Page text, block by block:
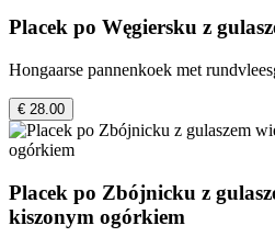
Placek po Węgiersku z
Hongaarse pannenkoek met
€ 28.00
Placek po Zbójnicku z
kiszonym ogórkiem